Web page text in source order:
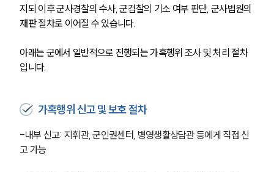
지되 이후 군사경찰의 수사, 군검찰의 기소 여부 판단, 군사법원의
재판 절차로 이어질 수 있습니다.
아래는 군에서 일반적으로 진행되는 가혹행위 조사 및 처리 절차
입니다.
가혹행위 신고 및 보호 절차
-내부 신고: 지휘관, 군인권센터, 병영생활상담관 등에게 직접 신
고 가능